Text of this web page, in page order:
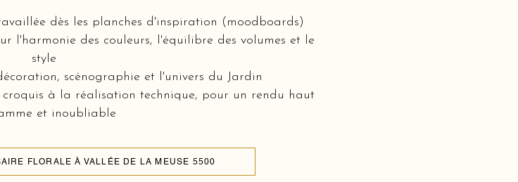
dès les planches d'inspiration (moodboards)
l'harmonie des couleurs, l'équilibre des volumes et le
style
scénographie et l'univers du Jardin
à la réalisation technique, pour un rendu haut
et inoubliable
FLORALE À VALLÉE DE LA MEUSE 5500